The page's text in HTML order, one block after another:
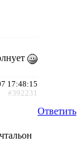
17:48:15
#392231
Ответить